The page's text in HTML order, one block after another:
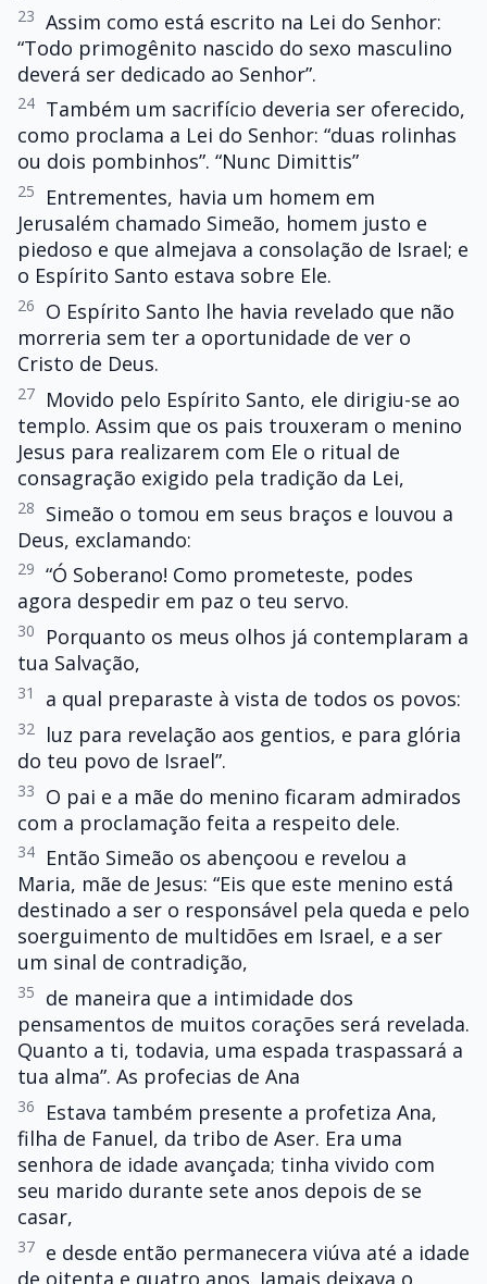
23 Assim como está escrito na Lei do Senhor:
“Todo primogênito nascido do sexo masculino
deverá ser dedicado ao Senhor”.
24 Também um sacrifício deveria ser oferecido,
como proclama a Lei do Senhor: “duas rolinhas
ou dois pombinhos”. “Nunc Dimittis”
25
Entrementes, havia um homem em
Jerusalém chamado Simeão, homem justo e
piedoso e que almejava a consolação de Israel; e
o Espírito Santo estava sobre Ele.
26
O Espírito Santo lhe havia revelado que não
morreria sem ter a oportunidade de ver o
Cristo de Deus.
27
Movido pelo Espírito Santo, ele dirigiu-se ao
templo. Assim que os pais trouxeram o menino
Jesus para realizarem com Ele o ritual de
consagração exigido pela tradição da Lei,
28
Simeão o tomou em seus braços e louvou a
Deus, exclamando:
29 “Ó Soberano! Como prometeste, podes
agora despedir em paz o teu servo.
30
Porquanto os meus olhos já contemplaram a
tua Salvação,
31 a qual preparaste à vista de todos os povos:
32
luz para revelação aos gentios, e para glória
do teu povo de Israel”.
33
O pai e a mãe do menino ficaram admirados
com a proclamação feita a respeito dele.
34
Então Simeão os abençoou e revelou a
Maria, mãe de Jesus: “Eis que este menino está
destinado a ser o responsável pela queda e pelo
soerguimento de multidões em Israel, e a ser
um sinal de contradição,
35
de maneira que a intimidade dos
pensamentos de muitos corações será revelada.
Quanto a ti, todavia, uma espada traspassará a
tua alma”. As profecias de Ana
36
Estava também presente a profetiza Ana,
filha de Fanuel, da tribo de Aser. Era uma
senhora de idade avançada; tinha vivido com
seu marido durante sete anos depois de se
casar,
37 e desde então permanecera viúva até a idade
de oitenta e quatro anos. Jamais deixava o